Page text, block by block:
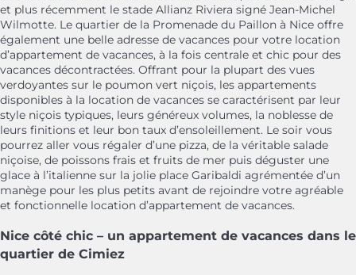
et plus récemment le stade Allianz Riviera signé Jean-Michel
Wilmotte. Le quartier de la Promenade du Paillon à Nice offre
également une belle adresse de vacances pour votre location
d’appartement de vacances, à la fois centrale et chic pour des
vacances décontractées. Offrant pour la plupart des vues
verdoyantes sur le poumon vert niçois, les appartements
disponibles à la location de vacances se caractérisent par leur
style niçois typiques, leurs généreux volumes, la noblesse de
leurs finitions et leur bon taux d’ensoleillement. Le soir vous
pourrez aller vous régaler d’une pizza, de la véritable salade
niçoise, de poissons frais et fruits de mer puis déguster une
glace à l’italienne sur la jolie place Garibaldi agrémentée d’un
manège pour les plus petits avant de rejoindre votre agréable
et fonctionnelle location d’appartement de vacances.
Nice côté chic – un appartement de vacances dans le
quartier de Cimiez